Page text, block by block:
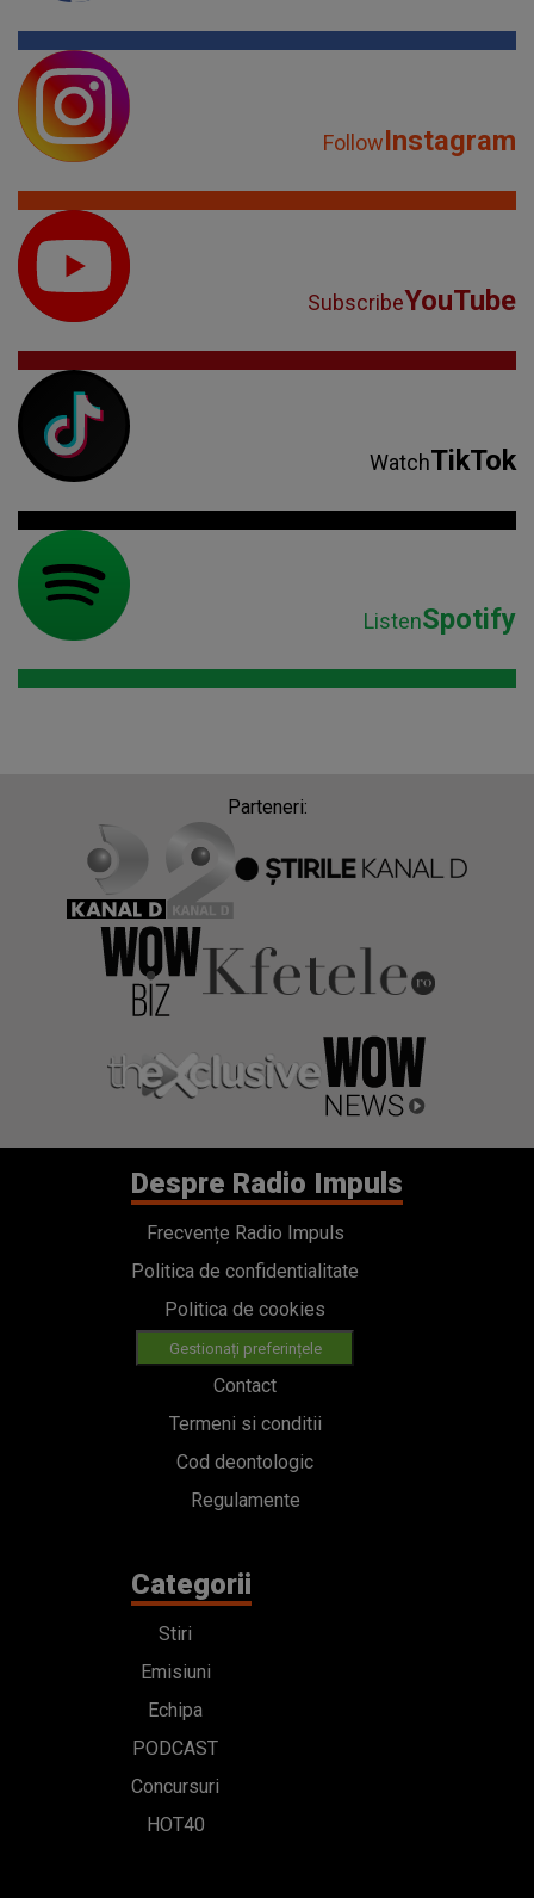
FollowInstagram
SubscribeYouTube
WatchTikTok
ListenSpotify
Parteneri:
Despre Radio Impuls
Frecvențe Radio Impuls
Politica de confidentialitate
Politica de cookies
Gestionați preferințele
Contact
Termeni si conditii
Cod deontologic
Regulamente
Categorii
Stiri
Emisiuni
Echipa
PODCAST
Concursuri
HOT40